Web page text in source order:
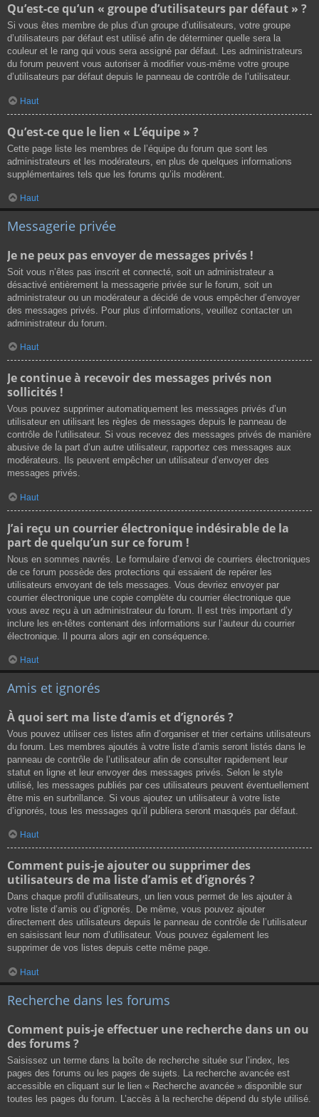
Qu’est-ce qu’un « groupe d’utilisateurs par défaut » ?
Si vous êtes membre de plus d’un groupe d’utilisateurs, votre groupe
d’utilisateurs par défaut est utilisé afin de déterminer quelle sera la
couleur et le rang qui vous sera assigné par défaut. Les administrateurs
du forum peuvent vous autoriser à modifier vous-même votre groupe
d’utilisateurs par défaut depuis le panneau de contrôle de l’utilisateur.
Haut
Qu’est-ce que le lien « L’équipe » ?
Cette page liste les membres de l’équipe du forum que sont les
administrateurs et les modérateurs, en plus de quelques informations
supplémentaires tels que les forums qu’ils modèrent.
Haut
Messagerie privée
Je ne peux pas envoyer de messages privés !
Soit vous n’êtes pas inscrit et connecté, soit un administrateur a
désactivé entièrement la messagerie privée sur le forum, soit un
administrateur ou un modérateur a décidé de vous empêcher d’envoyer
des messages privés. Pour plus d’informations, veuillez contacter un
administrateur du forum.
Haut
Je continue à recevoir des messages privés non
sollicités !
Vous pouvez supprimer automatiquement les messages privés d’un
utilisateur en utilisant les règles de messages depuis le panneau de
contrôle de l’utilisateur. Si vous recevez des messages privés de manière
abusive de la part d’un autre utilisateur, rapportez ces messages aux
modérateurs. Ils peuvent empêcher un utilisateur d’envoyer des
messages privés.
Haut
J’ai reçu un courrier électronique indésirable de la
part de quelqu’un sur ce forum !
Nous en sommes navrés. Le formulaire d’envoi de courriers électroniques
de ce forum possède des protections qui essaient de repérer les
utilisateurs envoyant de tels messages. Vous devriez envoyer par
courrier électronique une copie complète du courrier électronique que
vous avez reçu à un administrateur du forum. Il est très important d’y
inclure les en-têtes contenant des informations sur l’auteur du courrier
électronique. Il pourra alors agir en conséquence.
Haut
Amis et ignorés
À quoi sert ma liste d’amis et d’ignorés ?
Vous pouvez utiliser ces listes afin d’organiser et trier certains utilisateurs
du forum. Les membres ajoutés à votre liste d’amis seront listés dans le
panneau de contrôle de l’utilisateur afin de consulter rapidement leur
statut en ligne et leur envoyer des messages privés. Selon le style
utilisé, les messages publiés par ces utilisateurs peuvent éventuellement
être mis en surbrillance. Si vous ajoutez un utilisateur à votre liste
d’ignorés, tous les messages qu’il publiera seront masqués par défaut.
Haut
Comment puis-je ajouter ou supprimer des
utilisateurs de ma liste d’amis et d’ignorés ?
Dans chaque profil d’utilisateurs, un lien vous permet de les ajouter à
votre liste d’amis ou d’ignorés. De même, vous pouvez ajouter
directement des utilisateurs depuis le panneau de contrôle de l’utilisateur
en saisissant leur nom d’utilisateur. Vous pouvez également les
supprimer de vos listes depuis cette même page.
Haut
Recherche dans les forums
Comment puis-je effectuer une recherche dans un ou
des forums ?
Saisissez un terme dans la boîte de recherche située sur l’index, les
pages des forums ou les pages de sujets. La recherche avancée est
accessible en cliquant sur le lien « Recherche avancée » disponible sur
toutes les pages du forum. L’accès à la recherche dépend du style utilisé.